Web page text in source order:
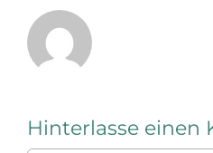
Hinterlasse einen